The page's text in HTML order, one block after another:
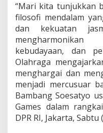
“Mari kita tunjukkan
filosofi mendalam
dan kekuatan
kebudayaan, dan
Olahraga
menghargai dan
menjadi mercusuar
Bambang Soesatyo
Games dalam
DPR RI, Jakarta,